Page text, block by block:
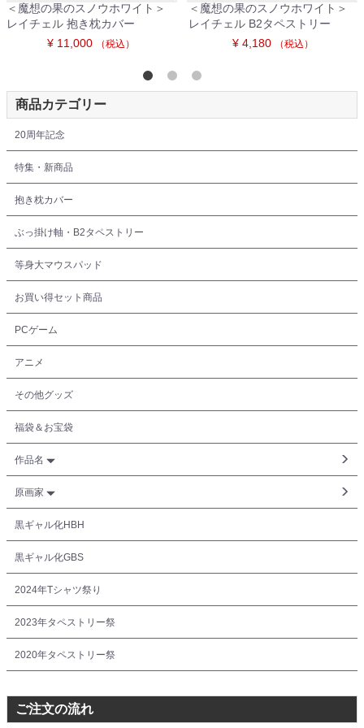
＜魔想の果のスノウホワイト＞
レイチェル 抱き枕カバー
¥ 11,000
（税込）
＜魔想の果のスノウホワイト＞
レイチェル B2タペストリー
¥ 4,180
（税込）
商品カテゴリー
20周年記念
特集・新商品
抱き枕カバー
ぶっ掛け軸・B2タペストリー
等身大マウスパッド
お買い得セット商品
PCゲーム
アニメ
その他グッズ
福袋＆お宝袋
作品名
原画家
黒ギャル化HBH
黒ギャル化GBS
2024年Tシャツ祭り
2023年タペストリー祭
2020年タペストリー祭
ご注文の流れ